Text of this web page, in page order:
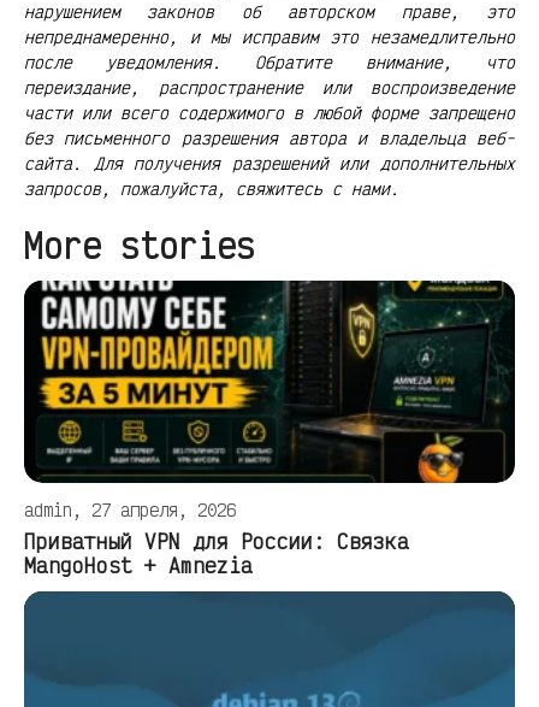
нарушением законов об авторском праве, это
непреднамеренно, и мы исправим это незамедлительно
после уведомления. Обратите внимание, что
переиздание, распространение или воспроизведение
части или всего содержимого в любой форме запрещено
без письменного разрешения автора и владельца веб-
сайта. Для получения разрешений или дополнительных
запросов, пожалуйста, свяжитесь с нами.
More stories
admin, 27 апреля, 2026
Приватный VPN для России: Связка
MangoHost + Amnezia